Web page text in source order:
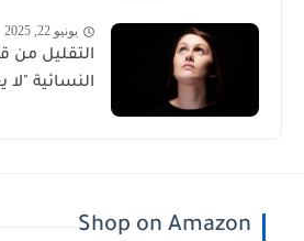
يونيو 22, 2025
التقليل من
النسائية "لا
Shop on Amazon